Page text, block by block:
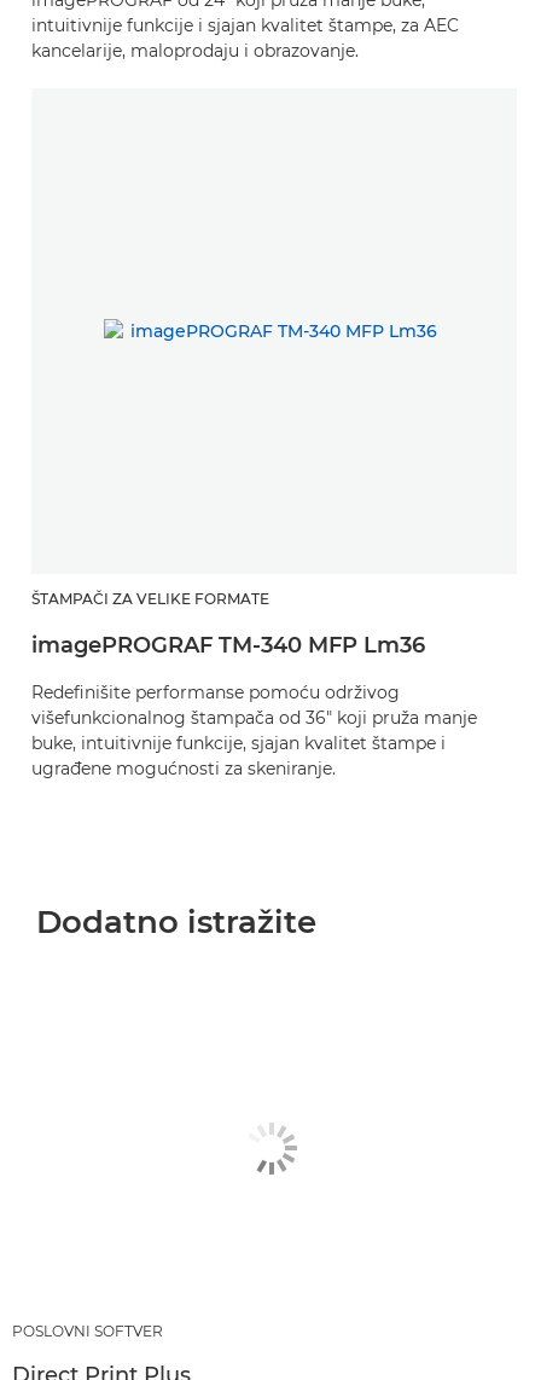
intuitivnije funkcije i sjajan kvalitet štampe, za AEC
kancelarije, maloprodaju i obrazovanje.
ŠTAMPAČI ZA VELIKE FORMATE
imagePROGRAF TM-340 MFP Lm36
Redefinišite performanse pomoću održivog
višefunkcionalnog štampača od 36" koji pruža manje
buke, intuitivnije funkcije, sjajan kvalitet štampe i
ugrađene mogućnosti za skeniranje.
Dodatno istražite
POSLOVNI SOFTVER
Direct Print Plus